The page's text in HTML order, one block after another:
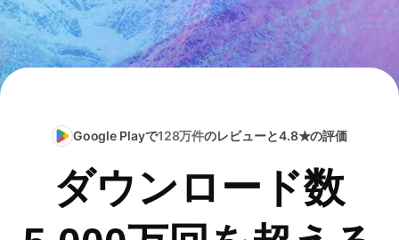
Google Playで128万件のレビューと4.8★の評価
ダウンロード数